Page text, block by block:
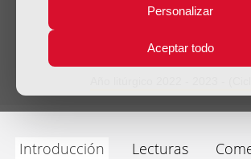
Personalizar
Aceptar todo
Homilía
Pentecostés
Introducción Lecturas